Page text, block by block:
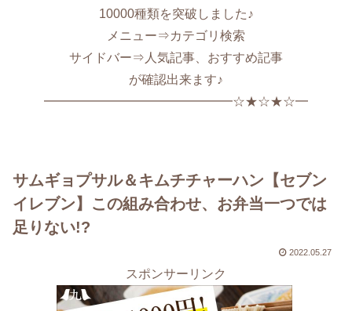
10000種類を突破しました♪
メニュー⇒カテゴリ検索
サイドバー⇒人気記事、おすすめ記事
が確認出来ます♪
━━━━━━━━━━━━━━━☆★☆★☆━
サムギョプサル＆キムチチャーハン【セブン
イレブン】この組み合わせ、お弁当一つでは
足りない!?
2022.05.27
スポンサーリンク